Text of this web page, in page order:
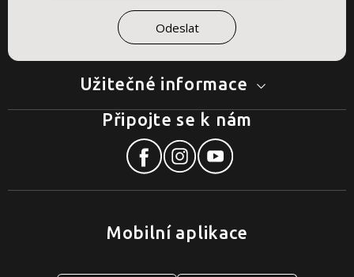
Užitečné informace
Mobilní aplikace
Připojte se k nám